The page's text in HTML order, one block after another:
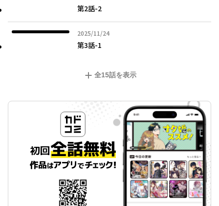
第2話-2
2025/11/24
2025年11月24日
第3話-1
全15話を表示